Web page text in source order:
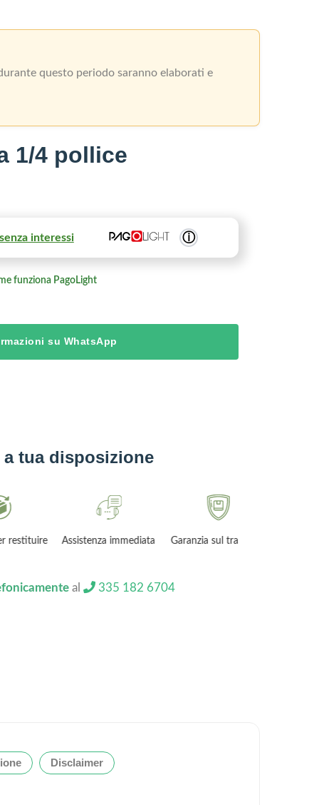
questo periodo saranno elaborati e
1/4 pollice
interessi ⓘ
funziona PagoLight
su WhatsApp
a tua disposizione
Assistenza immediata Garanzia sul trasporto
al 335 182 6704
Disclaimer